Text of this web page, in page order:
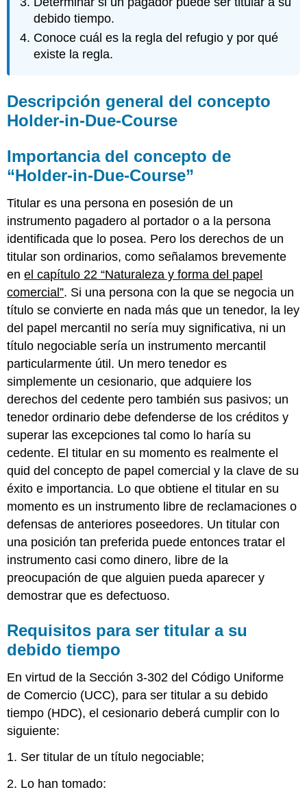
concepto
de
“Holder-
in-
Due-
para
ser
titular
su
debido
tiempo
Análisis
específico
de
los
requisitos
de
Holder-
in-
Due-
Course
Titular
Tomado
por
Valor
De
Buena
de
hecho
Observancia
de
Comerciales
Razonables
de
Justo
Sin
aviso
Sin
previo
aviso
de
que
un
instrumento
atrasado
previo
debido tiempo.
Conoce cuál es la regla del refugio y por qué
existe la regla.
Descripción general del concepto
Holder-in-Due-Course
Importancia del concepto de
“Holder-in-Due-Course”
Titular es una persona en posesión de un
instrumento pagadero al portador o a la persona
identificada que lo posea. Pero los derechos de un
titular son ordinarios, como señalamos brevemente
enel capítulo 22 “Naturaleza y forma del papel
comercial”. Si una persona con la que se negocia un
título se convierte en nada más que un tenedor, la ley
del papel mercantil no sería muy significativa, ni un
título negociable sería un instrumento mercantil
particularmente útil. Un mero tenedor es
simplemente un cesionario, que adquiere los
derechos del cedente pero también sus pasivos; un
tenedor ordinario debe defenderse de los créditos y
superar las excepciones tal como lo haría su
cedente. El titular en su momento es realmente el
quid del concepto de papel comercial y la clave de su
éxito e importancia. Lo que obtiene el titular en su
momento es un instrumento libre de reclamaciones o
defensas de anteriores poseedores. Un titular con
una posición tan preferida puede entonces tratar el
instrumento casi como dinero, libre de la
preocupación de que alguien pueda aparecer y
demostrar que es defectuoso.
Requisitos para ser titular a su
debido tiempo
En virtud de la Sección 3-302 del Código Uniforme
de Comercio (UCC), para ser titular a su debido
tiempo (HDC), el cesionario deberá cumplir con lo
siguiente:
1. Ser titular de un título negociable;
2. Lo han tomado: